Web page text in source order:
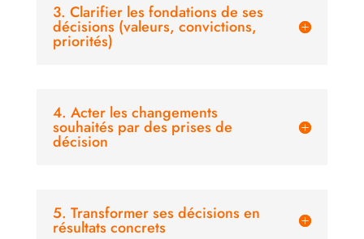
3. Clarifier les fondations de ses
décisions (valeurs, convictions,
priorités)
4. Acter les changements
souhaités par des prises de
décision
5. Transformer ses décisions en
résultats concrets